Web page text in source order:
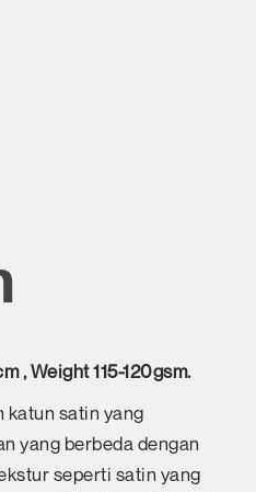
, Weight 115-120gsm.
katun satin yang
yang berbeda dengan
seperti satin yang